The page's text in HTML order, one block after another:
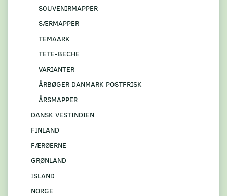
S0UVENIRMAPPER
SÆRMAPPER
TEMAARK
TETE-BECHE
VARIANTER
ÅRBØGER DANMARK POSTFRISK
ÅRSMAPPER
DANSK VESTINDIEN
FINLAND
FÆRØERNE
GRØNLAND
ISLAND
NORGE